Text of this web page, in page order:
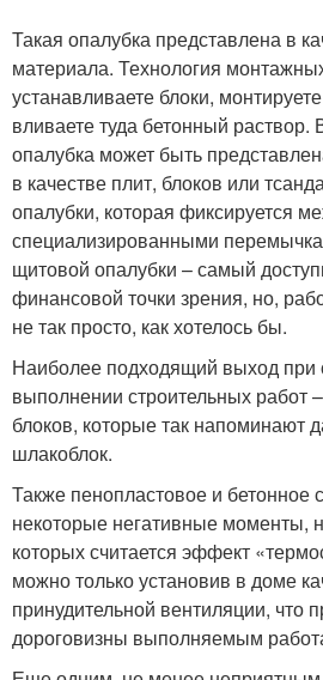
Такая опалубка представлена в
материала. Технология
устанавливаете блоки,
вливаете туда бетонный раствор.
опалубка может быть
в качестве плит, блоков или
опалубки, которая фиксируется
специализированными
щитовой опалубки – самый
финансовой точки зрения, но,
не так просто, как хотелось бы.
Наиболее подходящий выход при
выполнении строительных работ
блоков, которые так напоминают
шлакоблок.
Также пенопластовое и бетонное
некоторые негативные моменты,
которых считается эффект
можно только установив в доме
принудительной вентиляции, что
дороговизны выполняемым